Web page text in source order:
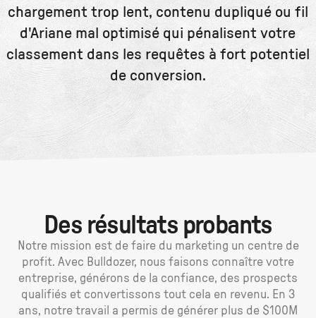
chargement trop lent, contenu dupliqué ou fil
d'Ariane mal optimisé qui pénalisent votre
classement dans les requêtes à fort potentiel
de conversion.
Des résultats probants
Notre mission est de faire du marketing un centre de
profit. Avec Bulldozer, nous faisons connaître votre
entreprise, générons de la confiance, des prospects
qualifiés et convertissons tout cela en revenu. En 3
ans, notre travail a permis de générer plus de $100M